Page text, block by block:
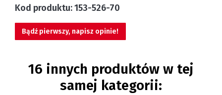
Kod produktu:153-526-70
Bądź pierwszy, napisz opinie!
16 innych produktów w tej
samej kategorii: